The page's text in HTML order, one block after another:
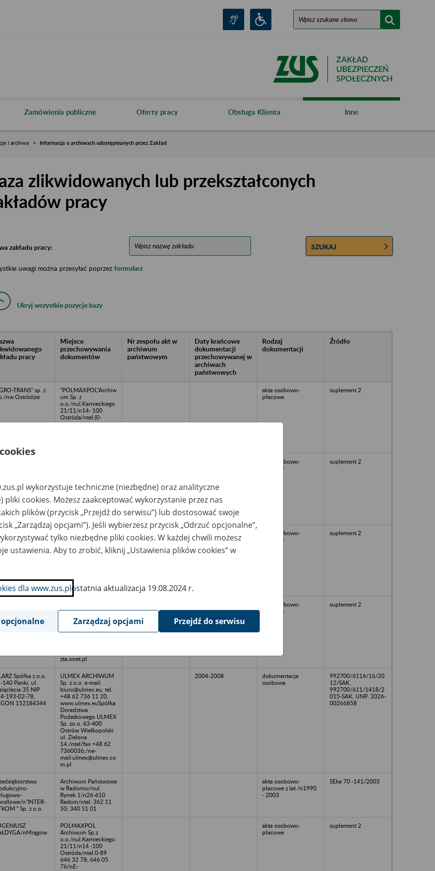
Zamówienia publiczne Oferty pracy Obsługa Klienta Inne
i archiwa Informacja o archiwach udostępnianych przez Zakład
zlikwidowanych lub przekształconych
pracy
zakładu pracy: SZUKAJ
uwagi można przesyłać poprzez formularz
Ukryj wszystkie pozycje bazy
pracy
Miejsce
przechowywania
dokumentów
Nr zespołu akt w
archiwum
państwowym
Daty krańcowe
dokumentacji
przechowywanej w
archiwach
państwowych
Rodzaj
dokumentacji
Źródło
TRANS" sp. z
nw Ostródzie
"POLMAXPOL"Archiw
um Sp. z
o.o./nul.Karnieckiego
21/11/n14- 100
Ostróda/ntel.(0-
89)646 32 78; 646 05
akta osobowo-
płacowe
suplement 2
Ostróda/ntel.(0-
89)646 32 78; 646 05
76/nE-
MAIL;polmaxpol@poc
zta.onet.pl
akta osobowo-
płacowe
suplement 2
Joint
nw Szczytnie
"POLMAXPOL"Archiw
um Sp. z
o.o./nul.Karnieckiego
21/11/n14- 100
MAIL;polmaxpol@poc
zta.onet.pl
akta osobowo-
płacowe
suplement 2
Iławeckim
um Sp. z
o.o./nul.Karnieckiego
21/11/n14- 100
Ostróda/ntel.(0-
zta.onet.pl
akta osobowo-
płacowe
suplement 2
Spółka z o.o.
140 Panki, ul.
35 NIP
193-02-78,
152184344
ULMEX ARCHIWUM
Sp. z o.o. e-mail:
biuro@ulmex.eu, tel.
+48 62 736 11 20,
www.ulmex.euSpółka
Doradztwa
Podatkowego ULMEX
Sp. zo.o. 63-400
Ostrów Wielkopolski
ul. Zielona
14./ntel/fax +48 62
7360036;/ne-
mail:ulmex@ulmex.co
m.pl
2004-2008
dokumentacja
osobowa
992700/6116/16/20
12/SAK,
992700/611/1418/2
015-SAK, UNP: 2026-
00266858
n"INTER-
" Sp. z o.o.
Archiwum Państwowe
w Radomiu/nul.
Rynek 1/n26-610
Radom/ntel. 362 11
50; 340 51 01
akta osobowo-
płacowe z lat /n1990
- 2003
SEke 70 -141/2003
nMrągow
POLMAXPOL
Archiwum Sp.z
o.o./nul.Karnieckiego
21/11/n14 -100
Ostróda/ntel.0-89
646 32 78; 646 05
76/nE-
akta osobowo-
płacowe
suplement 2
wykorzystuje techniczne (niezbędne) oraz analityczne
pliki cookies. Możesz zaakceptować wykorzystanie przez nas
plików (przycisk „Przejdź do serwisu”) lub dostosować swoje
„Zarządzaj opcjami”). Jeśli wybierzesz przycisk „Odrzuć opcjonalne”,
tylko niezbędne pliki cookies. W każdej chwili możesz
ustawienia. Aby to zrobić, kliknij „Ustawienia plików cookies” w
dla www.zus.plostatnia aktualizacja 19.08.2024 r.
Zarządzaj opcjami Przejdź do serwisu